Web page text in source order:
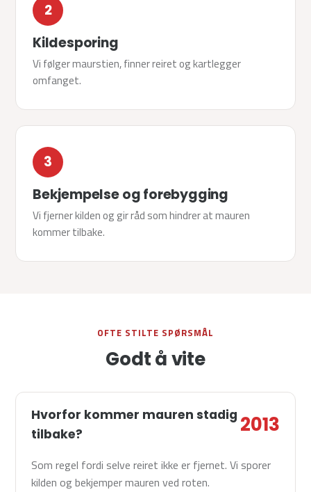
2
Kildesporing
Vi følger maurstien, finner reiret og kartlegger
omfanget.
3
Bekjempelse og forebygging
Vi fjerner kilden og gir råd som hindrer at mauren
kommer tilbake.
OFTE STILTE SPØRSMÅL
Godt å vite
Hvorfor kommer mauren stadig
tilbake?
Som regel fordi selve reiret ikke er fjernet. Vi sporer
kilden og bekjemper mauren ved roten.